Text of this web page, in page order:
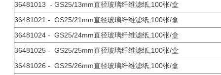
36481013 - GS25/13mm直径玻璃纤维滤纸,100张/盒
36481021 - GS25/21mm直径玻璃纤维滤纸,100张/盒
36481024 - GS25/24mm直径玻璃纤维滤纸,100张/盒
36481025 - GS25/25mm直径玻璃纤维滤纸,100张/盒
36481026 - GS25/26mm直径玻璃纤维滤纸,100张/盒